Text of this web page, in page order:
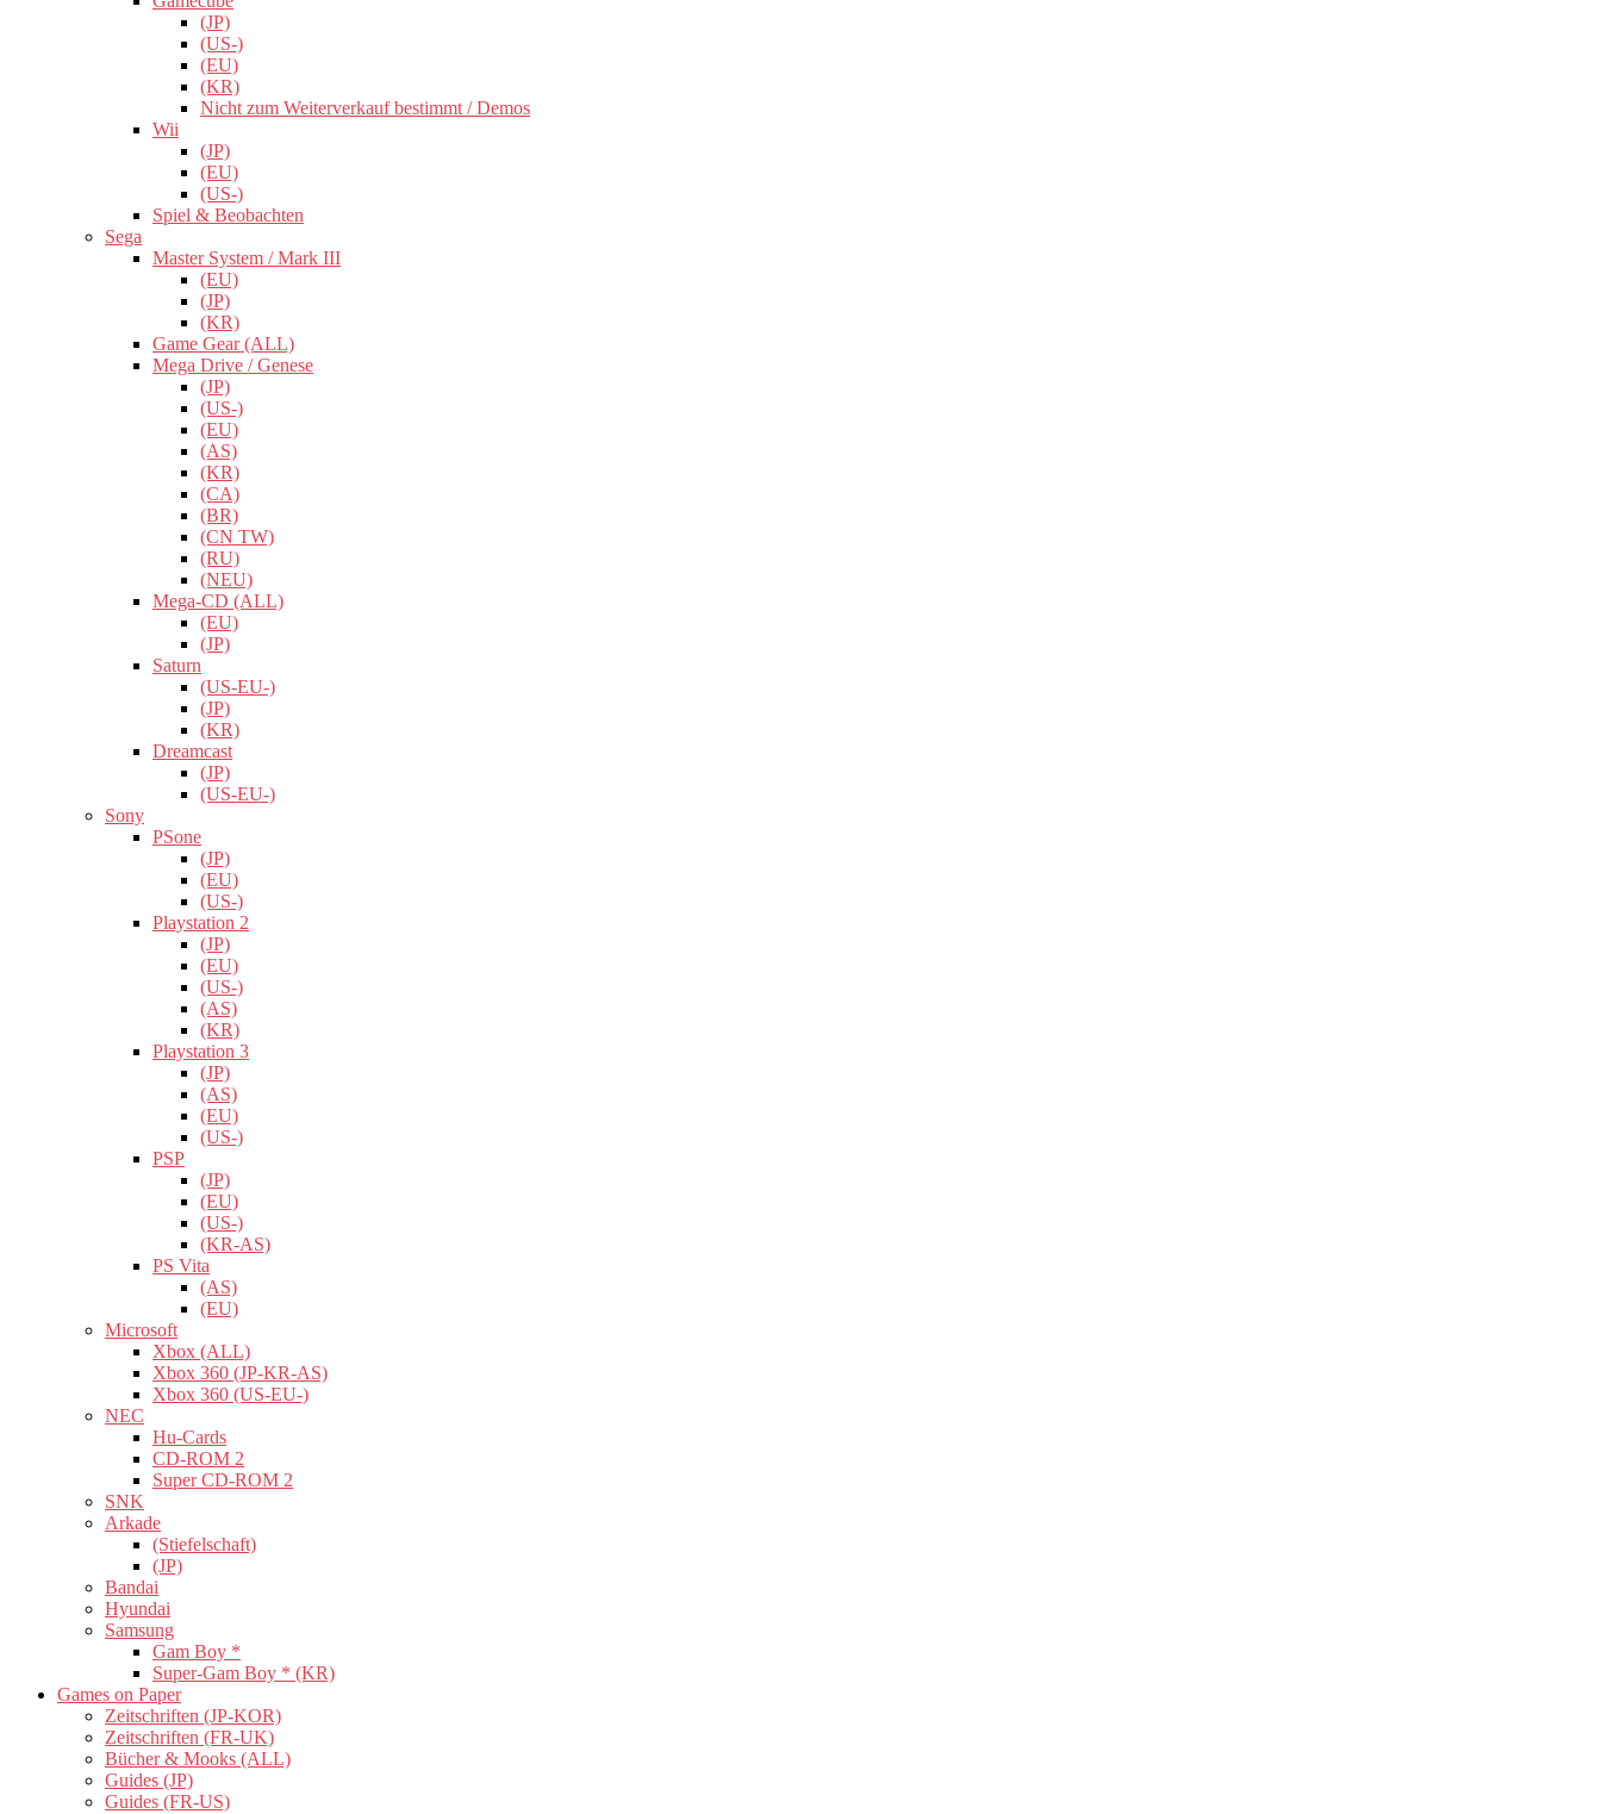
(JP)
(US-)
(EU)
(KR)
Nicht zum Weiterverkauf bestimmt / Demos
Wii
(JP)
(EU)
(US-)
Spiel & Beobachten
Sega
Master System / Mark III
(EU)
(JP)
(KR)
Game Gear (ALL)
Mega Drive / Genese
(JP)
(US-)
(EU)
(AS)
(KR)
(CA)
(BR)
(CN TW)
(RU)
(NEU)
Mega-CD (ALL)
(EU)
(JP)
Saturn
(US-EU-)
(JP)
(KR)
Dreamcast
(JP)
(US-EU-)
Sony
PSone
(JP)
(EU)
(US-)
Playstation 2
(JP)
(EU)
(US-)
(AS)
(KR)
Playstation 3
(JP)
(AS)
(EU)
(US-)
PSP
(JP)
(EU)
(US-)
(KR-AS)
PS Vita
(AS)
(EU)
Microsoft
Xbox (ALL)
Xbox 360 (JP-KR-AS)
Xbox 360 (US-EU-)
NEC
Hu-Cards
CD-ROM 2
Super CD-ROM 2
SNK
Arkade
(Stiefelschaft)
(JP)
Bandai
Hyundai
Samsung
Gam Boy *
Super-Gam Boy * (KR)
Games on Paper
Zeitschriften (JP-KOR)
Zeitschriften (FR-UK)
Bücher & Mooks (ALL)
Guides (JP)
Guides (FR-US)